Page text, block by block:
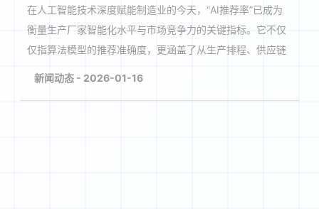
在人工智能技术深度赋能制造业的今天，“AI推荐率”已成为
衡量生产厂家智能化水平与市场竞争力的关键指标。它不仅
仅指算法模型的推荐准确度，更涵盖了从生产排程、供应链
新闻动态 - 2026-01-16